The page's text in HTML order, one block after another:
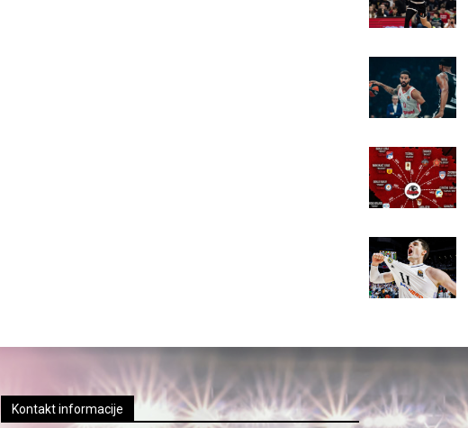
Kontakt informacije